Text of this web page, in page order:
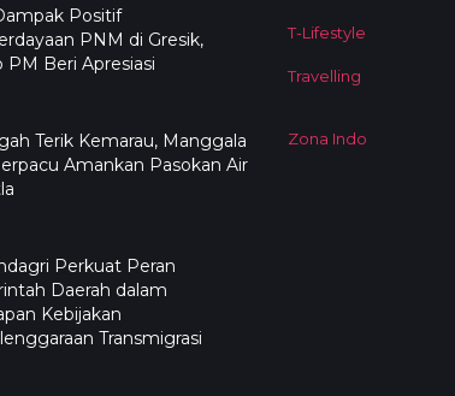
Positif
PNM di Gresik,
PM Beri Apresiasi
Terik Kemarau, Manggala
Amankan Pasokan Air
Perkuat Peran
Daerah dalam
Kebijakan
Transmigrasi
T-Lifestyle
Travelling
Zona Indo